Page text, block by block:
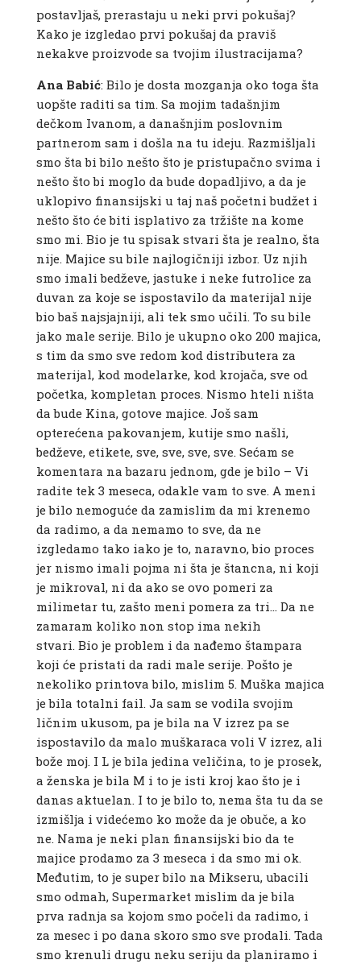
postavljaš, prerastaju u neki prvi pokušaj?
Kako je izgledao prvi pokušaj da praviš
nekakve proizvode sa tvojim ilustracijama?
Ana Babić: Bilo je dosta mozganja oko toga šta
uopšte raditi sa tim. Sa mojim tadašnjim
dečkom Ivanom, a današnjim poslovnim
partnerom sam i došla na tu ideju. Razmišljali
smo šta bi bilo nešto što je pristupačno svima i
nešto što bi moglo da bude dopadljivo, a da je
uklopivo finansijski u taj naš početni budžet i
nešto što će biti isplativo za tržište na kome
smo mi. Bio je tu spisak stvari šta je realno, šta
nije. Majice su bile najlogičniji izbor. Uz njih
smo imali bedževe, jastuke i neke futrolice za
duvan za koje se ispostavilo da materijal nije
bio baš najsjajniji, ali tek smo učili. To su bile
jako male serije. Bilo je ukupno oko 200 majica,
s tim da smo sve redom kod distributera za
materijal, kod modelarke, kod krojača, sve od
početka, kompletan proces. Nismo hteli ništa
da bude Kina, gotove majice. Još sam
opterećena pakovanjem, kutije smo našli,
bedževe, etikete, sve, sve, sve, sve. Sećam se
komentara na bazaru jednom, gde je bilo – Vi
radite tek 3 meseca, odakle vam to sve. A meni
je bilo nemoguće da zamislim da mi krenemo
da radimo, a da nemamo to sve, da ne
izgledamo tako iako je to, naravno, bio proces
jer nismo imali pojma ni šta je štancna, ni koji
je mikroval, ni da ako se ovo pomeri za
milimetar tu, zašto meni pomera za tri… Da ne
zamaram koliko non stop ima nekih
stvari. Bio je problem i da nađemo štampara
koji će pristati da radi male serije. Pošto je
nekoliko printova bilo, mislim 5. Muška majica
je bila totalni fail. Ja sam se vodila svojim
ličnim ukusom, pa je bila na V izrez pa se
ispostavilo da malo muškaraca voli V izrez, ali
bože moj. I L je bila jedina veličina, to je prosek,
a ženska je bila M i to je isti kroj kao što je i
danas aktuelan. I to je bilo to, nema šta tu da se
izmišlja i videćemo ko može da je obuče, a ko
ne. Nama je neki plan finansijski bio da te
majice prodamo za 3 meseca i da smo mi ok.
Međutim, to je super bilo na Mikseru, ubacili
smo odmah, Supermarket mislim da je bila
prva radnja sa kojom smo počeli da radimo, i
za mesec i po dana skoro smo sve prodali. Tada
smo krenuli drugu neku seriju da planiramo i